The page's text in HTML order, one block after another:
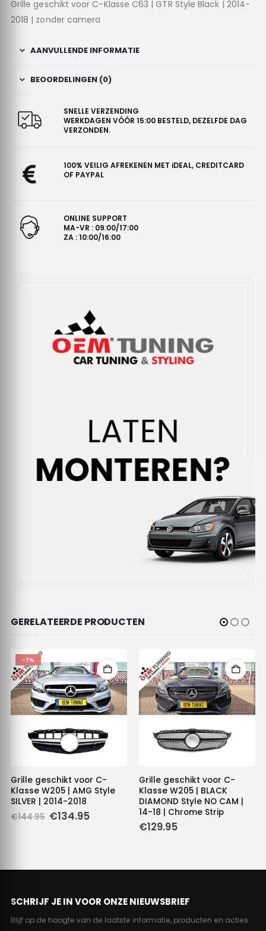
Grille geschikt voor C-Klasse C63 | GTR Style Black | 2014-
2018 | zonder camera
AANVULLENDE INFORMATIE
BEOORDELINGEN (0)
SNELLE VERZENDING
WERKDAGEN VÓÓR 15:00 BESTELD, DEZELFDE DAG
VERZONDEN.
100% VEILIG AFREKENEN MET iDEAL, CREDITCARD
OF PAYPAL
ONLINE SUPPORT
MA-VR : 09:00/17:00
ZA : 10:00/16:00
GERELATEERDE PRODUCTEN
-7%
Grille geschikt voor C-
Klasse W205 | AMG Style
SILVER | 2014-2018
€144.95 Oorspronkelijke
€134.95Huidige
Grille geschikt voor C-
Klasse W205 | BLACK
DIAMOND Style NO CAM |
14-18 | Chrome Strip
€129.95
SCHRIJF JE IN VOOR ONZE NIEUWSBRIEF
Blijf op de hoogte van de laatste informatie, producten en acties.